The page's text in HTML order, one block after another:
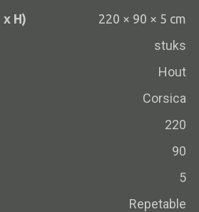
H)
220 × 90 × 5 cm
stuks
Hout
Corsica
220
90
5
Repetable